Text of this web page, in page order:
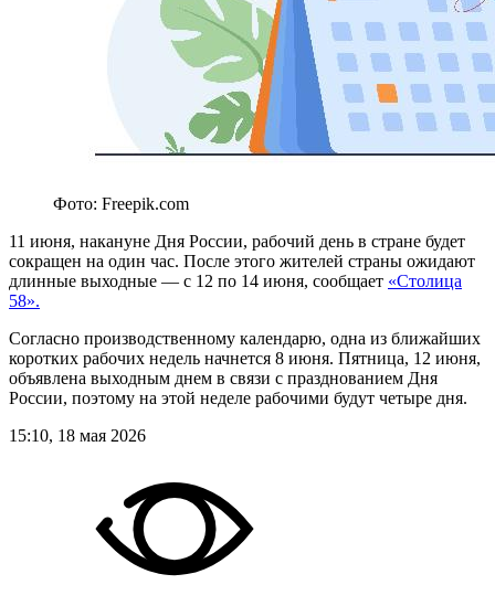
Фото: Freepik.com
11 июня, накануне Дня России, рабочий день в стране будет
сокращен на один час. После этого жителей страны ожидают
длинные выходные — с 12 по 14 июня, сообщает «Столица
58».
Согласно производственному календарю, одна из ближайших
коротких рабочих недель начнется 8 июня. Пятница, 12 июня,
объявлена выходным днем в связи с празднованием Дня
России, поэтому на этой неделе рабочими будут четыре дня.
15:10, 18 мая 2026